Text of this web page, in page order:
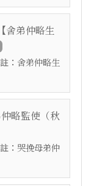
【舍弟仲略生
： 舍弟仲略生
略監使（秋
： 哭挽母弟仲